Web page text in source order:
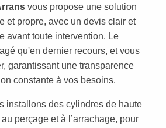
vous propose une solution
et propre, avec un devis clair et
avant toute intervention. Le
qu'en dernier recours, et vous
garantissant une transparence
constante à vos besoins.
installons des cylindres de haute
perçage et à l’arrachage, pour